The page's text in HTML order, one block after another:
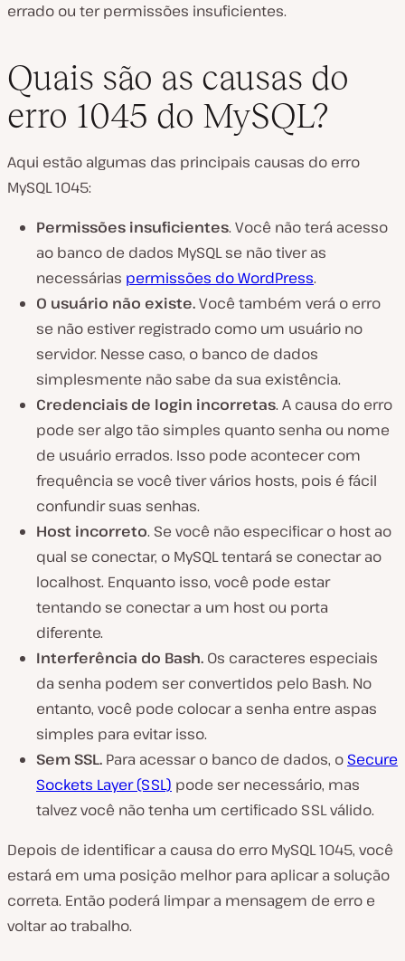
errado ou ter permissões insuficientes.
Quais são as causas do
erro 1045 do MySQL?
Aqui estão algumas das principais causas do erro
MySQL 1045:
Permissões insuficientes. Você não terá acesso
ao banco de dados MySQL se não tiver as
necessárias permissões do WordPress.
O usuário não existe.Você também verá o erro
se não estiver registrado como um usuário no
servidor. Nesse caso, o banco de dados
simplesmente não sabe da sua existência.
Credenciais de login incorretas. A causa do erro
pode ser algo tão simples quanto senha ou nome
de usuário errados. Isso pode acontecer com
frequência se você tiver vários hosts, pois é fácil
confundir suas senhas.
Host incorreto. Se você não especificar o host ao
qual se conectar, o MySQL tentará se conectar ao
localhost. Enquanto isso, você pode estar
tentando se conectar a um host ou porta
diferente.
Interferência do Bash. Os caracteres especiais
da senha podem ser convertidos pelo Bash. No
entanto, você pode colocar a senha entre aspas
simples para evitar isso.
Sem SSL. Para acessar o banco de dados, o Secure
Sockets Layer (SSL) pode ser necessário, mas
talvez você não tenha um certificado SSL válido.
Depois de identificar a causa do erro MySQL 1045, você
estará em uma posição melhor para aplicar a solução
correta. Então poderá limpar a mensagem de erro e
voltar ao trabalho.